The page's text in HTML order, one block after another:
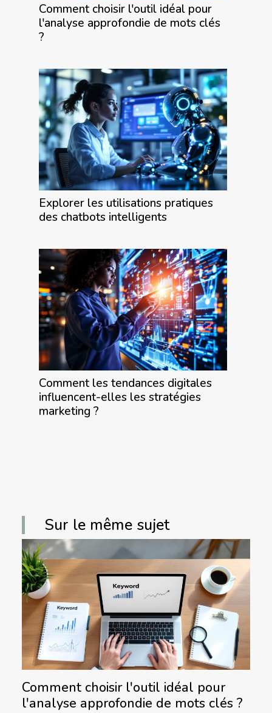
Comment choisir l'outil idéal pour
l'analyse approfondie de mots clés
?
Explorer les utilisations pratiques
des chatbots intelligents
Comment les tendances digitales
influencent-elles les stratégies
marketing ?
Sur le même sujet
Comment choisir l'outil idéal pour
l'analyse approfondie de mots clés ?